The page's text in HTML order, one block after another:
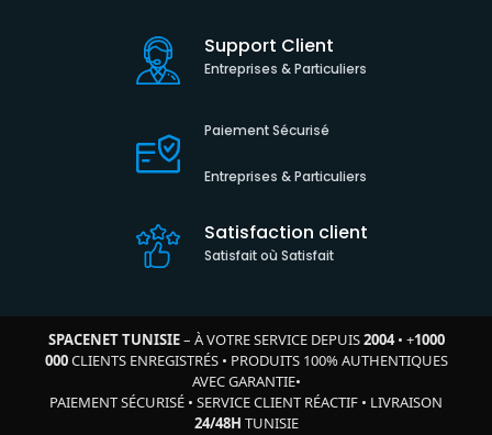
Support Client
Entreprises & Particuliers
Paiement Sécurisé
Entreprises & Particuliers
Satisfaction client
Satisfait où Satisfait
SPACENET TUNISIE– À VOTRE SERVICE DEPUIS2004• +1000
000CLIENTS ENREGISTRÉS• PRODUITS 100% AUTHENTIQUES
AVEC GARANTIE•
PAIEMENT SÉCURISÉ • SERVICE CLIENT RÉACTIF • LIVRAISON
24/48H TUNISIE